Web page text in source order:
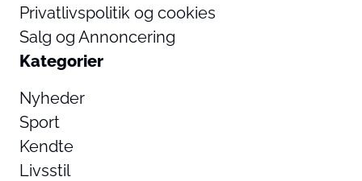
Privatlivspolitik og cookies
Salg og Annoncering
Kategorier
Nyheder
Sport
Kendte
Livsstil